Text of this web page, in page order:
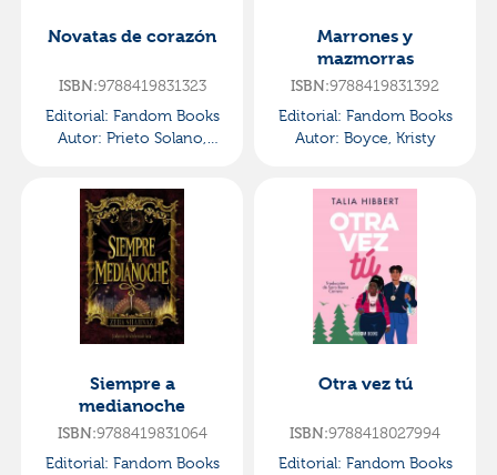
Novatas de corazón
ISBN:9788419831323
Editorial: Fandom Books
Autor: Prieto Solano,
Marrones y
mazmorras
ISBN:9788419831392
Editorial: Fandom Books
Autor: Boyce, Kristy
Siempre a
medianoche
ISBN:9788419831064
Editorial: Fandom Books
Otra vez tú
ISBN:9788418027994
Editorial: Fandom Books